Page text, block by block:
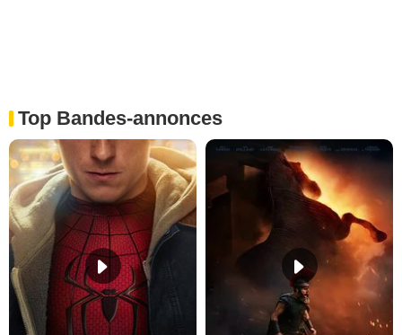
Top Bandes-annonces